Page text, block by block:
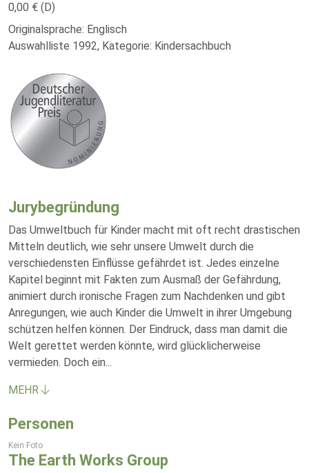
0,00 € (D)
Originalsprache: Englisch
Auswahlliste 1992, Kategorie: Kindersachbuch
Jurybegründung
Das Umweltbuch für Kinder macht mit oft recht drastischen
Mitteln deutlich, wie sehr unsere Umwelt durch die
verschiedensten Einflüsse gefährdet ist. Jedes einzelne
Kapitel beginnt mit Fakten zum Ausmaß der Gefährdung,
animiert durch ironische Fragen zum Nachdenken und gibt
Anregungen, wie auch Kinder die Umwelt in ihrer Umgebung
schützen helfen können. Der Eindruck, dass man damit die
Welt gerettet werden könnte, wird glücklicherweise
vermieden. Doch ein...
MEHR
Personen
Kein Foto
The Earth Works Group